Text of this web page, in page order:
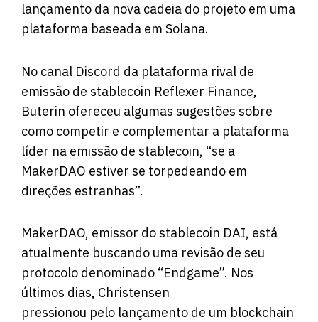
lançamento da nova cadeia do projeto em uma
plataforma baseada em Solana.
No canal Discord da plataforma rival de
emissão de stablecoin Reflexer Finance,
Buterin ofereceu algumas sugestões sobre
como competir e complementar a plataforma
líder na emissão de stablecoin, “se a
MakerDAO estiver se torpedeando em
direções estranhas”.
MakerDAO, emissor dostablecoin DAI, está
atualmente buscando uma revisão de seu
protocolo denominado “Endgame”. Nos
últimos dias, Christensen
pressionou pelo lançamento de um blockchain